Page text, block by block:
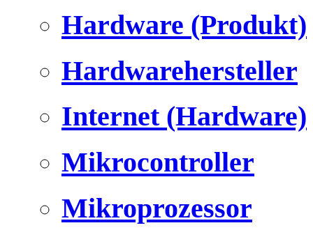
Hardware (Produkt)
Hardwarehersteller
Internet (Hardware)
Mikrocontroller
Mikroprozessor